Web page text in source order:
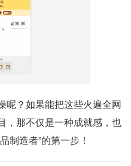
呢？如果能把这些火遍全网
，那不仅是一种成就感，也
制造者”的第一步！